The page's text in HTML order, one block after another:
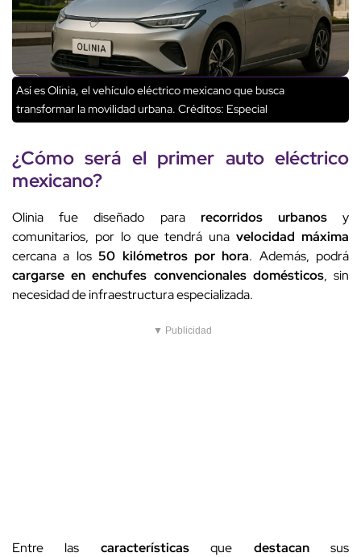
Así es Olinia, el vehículo eléctrico mexicano que busca
transformar la movilidad urbana. Créditos: Especial
¿Cómo será el primer auto eléctrico
mexicano?
Olinia fue diseñado para recorridos urbanosy
comunitarios, por lo que tendrá unavelocidad máxima
cercana a los50 kilómetros por hora. Además, podrá
cargarse en enchufes convencionales domésticos, sin
necesidad de infraestructura especializada.
▼ Publicidad
Entre las característicasque destacansus